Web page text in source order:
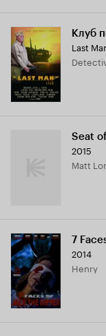
Клуб
Last
Seat
2015
Matt
7
2014
Henry